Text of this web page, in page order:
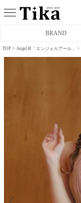
BRAND
前ミニドレス
タイトロングドレス
TOP Angel-R「エンジェルアール」